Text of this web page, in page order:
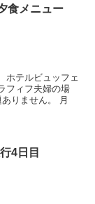
食メニュー
テルビュッフェ
フィフ夫婦の場
りません。 月
4日目